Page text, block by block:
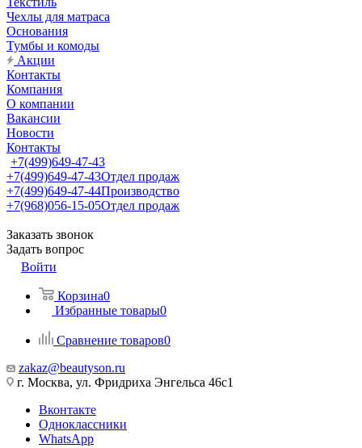
Чехлы для матраса
Основания
Тумбы и комоды
Акции
Контакты
Компания
О компании
Вакансии
Новости
Контакты
+7(499)649-47-43
+7(499)649-47-43Отдел продаж
+7(499)649-47-44Производство
+7(968)056-15-05Отдел продаж
Заказать звонок
Задать вопрос
Войти
Корзина0
Избранные товары0
Сравнение товаров0
zakaz@beautyson.ru
г. Москва, ул. Фридриха Энгельса 46с1
Вконтакте
Одноклассники
WhatsApp